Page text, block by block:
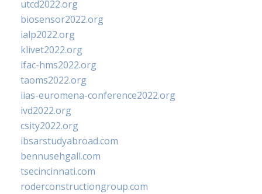
utcd2022.org
biosensor2022.org
ialp2022.org
klivet2022.org
ifac-hms2022.org
taoms2022.org
iias-euromena-conference2022.org
ivd2022.org
csity2022.org
ibsarstudyabroad.com
bennusehgall.com
tsecincinnati.com
roderconstructiongroup.com